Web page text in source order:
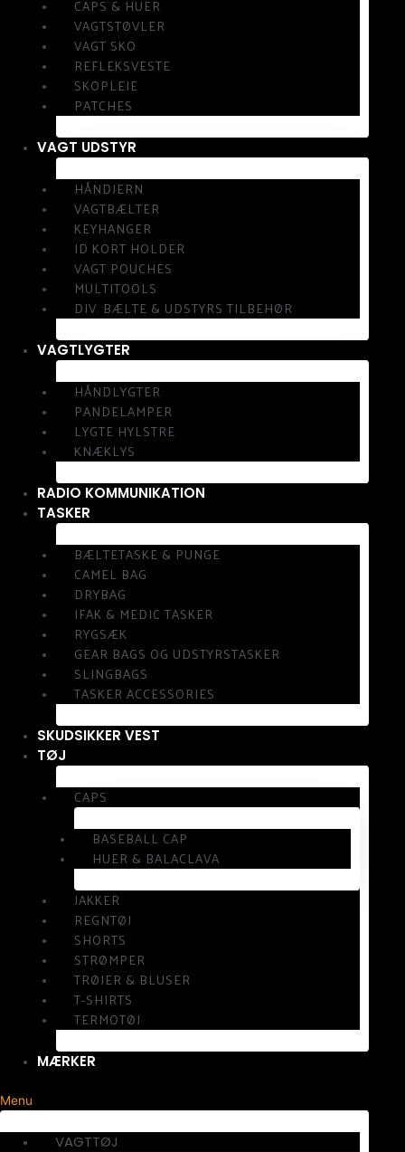
CAPS & HUER
VAGTSTØVLER
VAGT SKO
REFLEKSVESTE
SKOPLEJE
PATCHES
VAGT UDSTYR
HÅNDJERN
VAGTBÆLTER
KEYHANGER
ID KORT HOLDER
VAGT POUCHES
MULTITOOLS
DIV. BÆLTE & UDSTYRS TILBEHØR
VAGTLYGTER
HÅNDLYGTER
PANDELAMPER
LYGTE HYLSTRE
KNÆKLYS
RADIO KOMMUNIKATION
TASKER
BÆLTETASKE & PUNGE
CAMEL BAG
DRYBAG
IFAK & MEDIC TASKER
RYGSÆK
GEAR BAGS OG UDSTYRSTASKER
SLINGBAGS
TASKER ACCESSORIES
SKUDSIKKER VEST
TØJ
CAPS
BASEBALL CAP
HUER & BALACLAVA
JAKKER
REGNTØJ
SHORTS
STRØMPER
TRØJER & BLUSER
T-SHIRTS
TERMOTØJ
MÆRKER
Menu
VAGTTØJ